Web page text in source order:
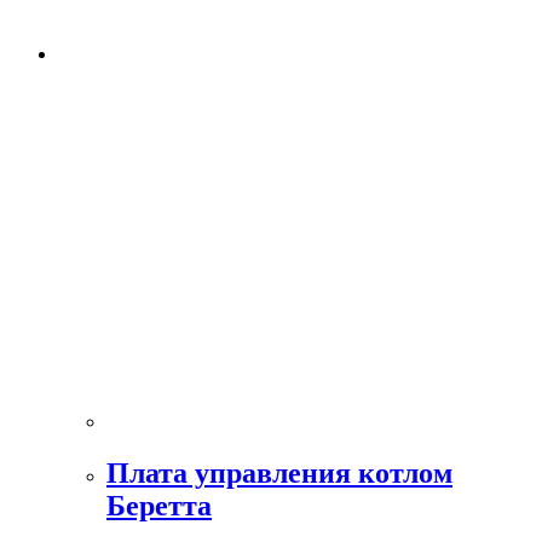
Плата управления котлом
Беретта